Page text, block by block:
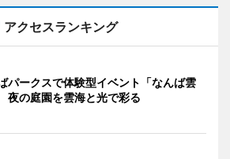
アクセスランキング
パークスで体験型イベント「なんば雲
の庭園を雲海と光で彩る